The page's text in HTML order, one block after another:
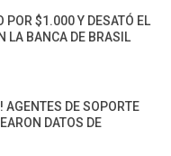
POR $1.000 Y DESATÓ EL
LA BANCA DE BRASIL
AGENTES DE SOPORTE
DATOS DE